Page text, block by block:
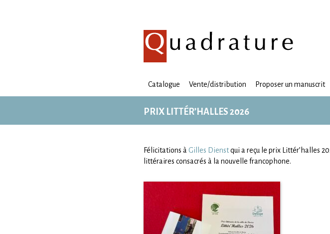
Catalogue Vente/distribution Proposer un manuscrit
PRIX LITTÉR’HALLES 2026
Félicitations à Gilles Dienstqui a reçu le prix Littér’halles
littéraires consacrés à la nouvelle francophone.